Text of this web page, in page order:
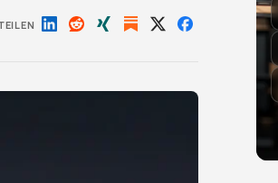
Auf Auf Auf Auf Auf